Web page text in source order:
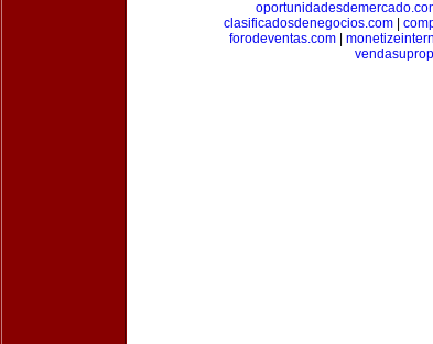
clasificadosdenegocios.com|
forodeventas.com|